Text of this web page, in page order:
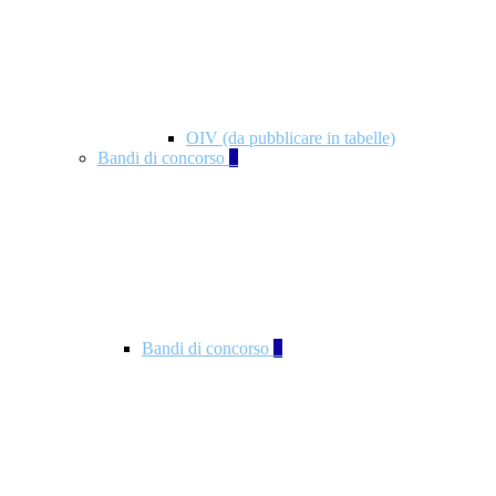
OIV (da pubblicare in tabelle)
Bandi di concorso 2
Bandi di concorso 2